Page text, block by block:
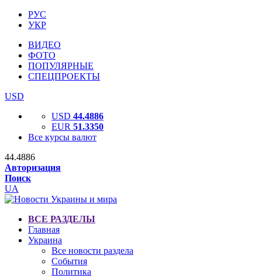
РУС
УКР
ВИДЕО
ФОТО
ПОПУЛЯРНЫЕ
СПЕЦПРОЕКТЫ
USD
USD 44.4886
EUR 51.3350
Все курсы валют
44.4886
Авторизация
Поиск
UA
ВСЕ РАЗДЕЛЫ
Главная
Украина
Все новости раздела
События
Политика